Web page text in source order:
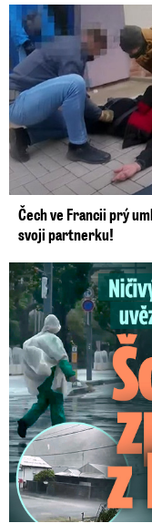
Čech ve Francii prý
svoji partnerku!
Ničivý tajfun uvěznil